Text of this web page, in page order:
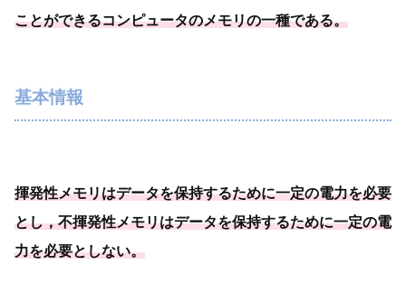
ことができるコンピュータのメモリの一種である。
基本情報
揮発性メモリはデータを保持するために一定の電力を必要
とし，不揮発性メモリはデータを保持するために一定の電
力を必要としない。